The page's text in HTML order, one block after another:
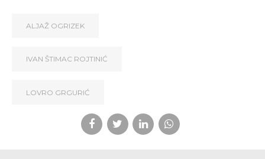
ALJAŽ OGRIZEK
IVAN ŠTIMAC ROJTINIĆ
LOVRO GRGURIĆ